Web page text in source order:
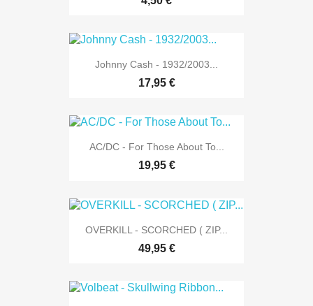
Johnny Cash - 1932/2003...
17,95 €
AC/DC - For Those About To...
19,95 €
OVERKILL - SCORCHED ( ZIP...
49,95 €